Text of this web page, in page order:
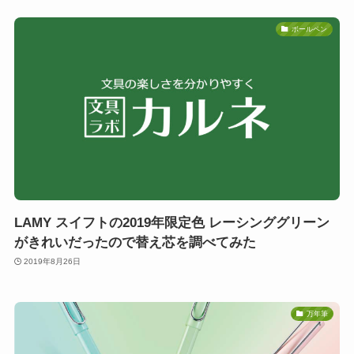
ボールペン
LAMY スイフトの2019年限定色 レーシンググリーン
がきれいだったので替え芯を調べてみた
2019年8月26日
万年筆